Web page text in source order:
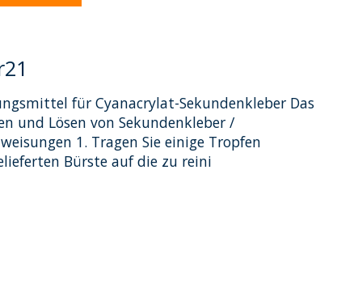
für Cyanacrylat-Sekundenkleber Das
und Lösen von Sekundenkleber /
1. Tragen Sie einige Tropfen
Bürste auf die zu reini
ist